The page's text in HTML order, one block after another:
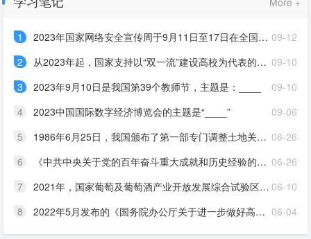
建设质量，把党建设成为始终走
于自我革命、经得起各种风浪考
党
在延安的窑洞里给出了第一个答
政府，政府才不敢松懈”。经过
百年奋斗特别是党的十八大以来
新的实践，我们党又给出了第二
个答案，这就是____
高事业，责任无比重大，使命无
史自信，增强历史主动，谱写新
的华章
09-12
1
2023年国家网络安全宣传周于9月11日至17日在全国范围内举办，主题是“____”
09-10
2
从2023年起，国家支持以“双一流”建设高校为代表的高水平高校选拔专业成绩优秀且乐教适教的学生作为“____”研究生，在强化学科专业课程学习的同时，系统学习不少于26学分的教师教育模块课程（含参加教育实践），通过该计划研究生培养吸引优秀人才从教，为中小学输送一批教育情怀深厚、专业素养卓越、教学基本功扎实的优秀教师
09-10
3
2023年9月10日是我国第39个教师节，主题是：____
09-06
4
2023中国国际数字经济博览会的主题是“____”
06-26
5
1986年6月25日，我国颁布了第一部专门调整土地关系的大法，即《中华人民共和国土地管理法》。为了纪念这一天，我国决定将每年的6月25日确定为全国“土地日”。2023年全国“土地日”的主题是“____”
06-26
6
《中共中央关于党的百年奋斗重大成就和历史经验的决议》指出，党始终把解决好“三农”问题作为全党工作重中之重，实施乡村振兴战略，加快推进农业农村现代化，坚持藏粮于地、藏粮于技，实行最严格的____制度，推动种业科技自立自强、种源自主可控，确保把中国人的饭碗牢牢端在自己手中
06-10
7
2021年，国家葡萄及葡萄酒产业开放发展综合试验区、中国（宁夏）国际葡萄酒文化旅游博览会两个“国字号”平台落户宁夏。2022年召开的宁夏回族自治区第十三次党代会把____产业列为“六特”产业之首，是宁夏全力打造的又一个千亿级产业
06-04
8 2022年5月发布的《国务院办公厅关于进一步做好高校毕业生等青年就业创业工作的通知》指出，支持高校毕业生发挥专业所长从事灵活就业，对毕业年度和离校2年内未就业高校毕业生实现灵活就业的，按规定给予____